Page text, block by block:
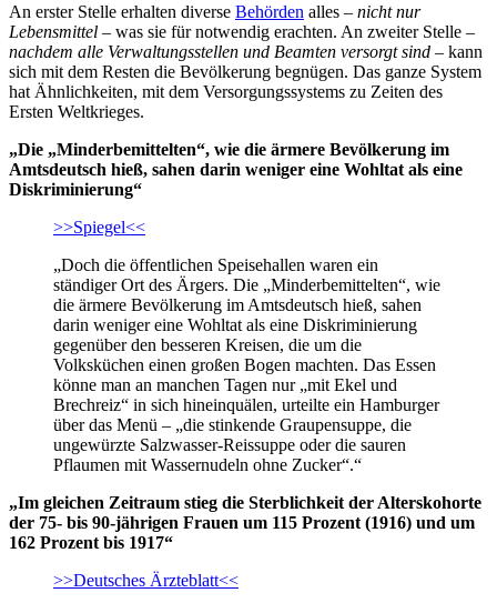
An erster Stelle erhalten diverse Behörden alles – nicht nur
Lebensmittel – was sie für notwendig erachten. An zweiter Stelle –
nachdem alle Verwaltungsstellen und Beamten versorgt sind – kann
sich mit dem Resten die Bevölkerung begnügen. Das ganze System
hat Ähnlichkeiten, mit dem Versorgungssystems zu Zeiten des
Ersten Weltkrieges.
„Die „Minderbemittelten“, wie die ärmere Bevölkerung im
Amtsdeutsch hieß, sahen darin weniger eine Wohltat als eine
Diskriminierung“
>>Spiegel<<
„Doch die öffentlichen Speisehallen waren ein
ständiger Ort des Ärgers. Die „Minderbemittelten“, wie
die ärmere Bevölkerung im Amtsdeutsch hieß, sahen
darin weniger eine Wohltat als eine Diskriminierung
gegenüber den besseren Kreisen, die um die
Volksküchen einen großen Bogen machten. Das Essen
könne man an manchen Tagen nur „mit Ekel und
Brechreiz“ in sich hineinquälen, urteilte ein Hamburger
über das Menü – „die stinkende Graupensuppe, die
ungewürzte Salzwasser-Reissuppe oder die sauren
Pflaumen mit Wassernudeln ohne Zucker“.“
„Im gleichen Zeitraum stieg die Sterblichkeit der Alterskohorte
der 75- bis 90-jährigen Frauen um 115 Prozent (1916) und um
162 Prozent bis 1917“
>>Deutsches Ärzteblatt<<